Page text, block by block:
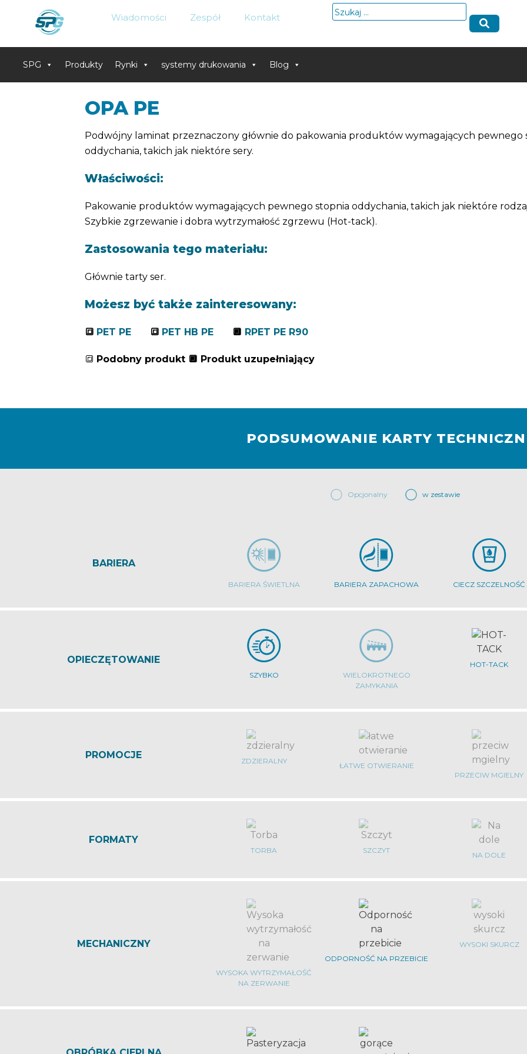
Wiadomości Zespół Kontakt
Szukaj:
SPG Produkty Rynki systemy drukowania Blog
OPA PE
Podwójny laminat przeznaczony głównie do pakowania produktów wymagających pewnego
oddychania, takich jak niektóre sery.
Właściwości:
Pakowanie produktów wymagających pewnego stopnia oddychania, takich jak niektóre
Szybkie zgrzewanie i dobra wytrzymałość zgrzewu (Hot-tack).
Zastosowania tego materiału:
Głównie tarty ser.
Możesz być także zainteresowany:
🔳 PET PE 🔳 PET HB PE 🔲 RPET PE R90
🔳 Podobny produkt 🔲 Produkt uzupełniający
PODSUMOWANIE KARTY
Opcjonalny w zestawie
BARIERA
BARIERA ŚWIETLNA BARIERA ZAPACHOWA CIECZ SZCZELNOŚĆ
OPIECZĘTOWANIE
SZYBKO
WIELOKROTNEGO
ZAMYKANIA
HOT-TACK
PROMOCJE
ZDZIERALNY
ŁATWE OTWIERANIE
PRZECIW MGIELNY
FORMATY
TORBA SZCZYT
NA DOLE
MECHANICZNY
WYSOKA WYTRZYMAŁOŚĆ
NA ZERWANIE
ODPORNOŚĆ NA PRZEBICIE
WYSOKI SKURCZ